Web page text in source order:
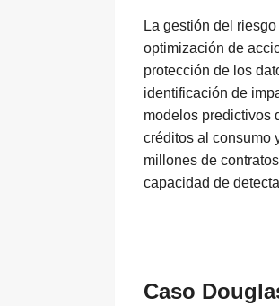
La gestión del
optimización de
protección de los
identificación de
modelos predictivos
créditos al consumo
millones de
capacidad de
Caso